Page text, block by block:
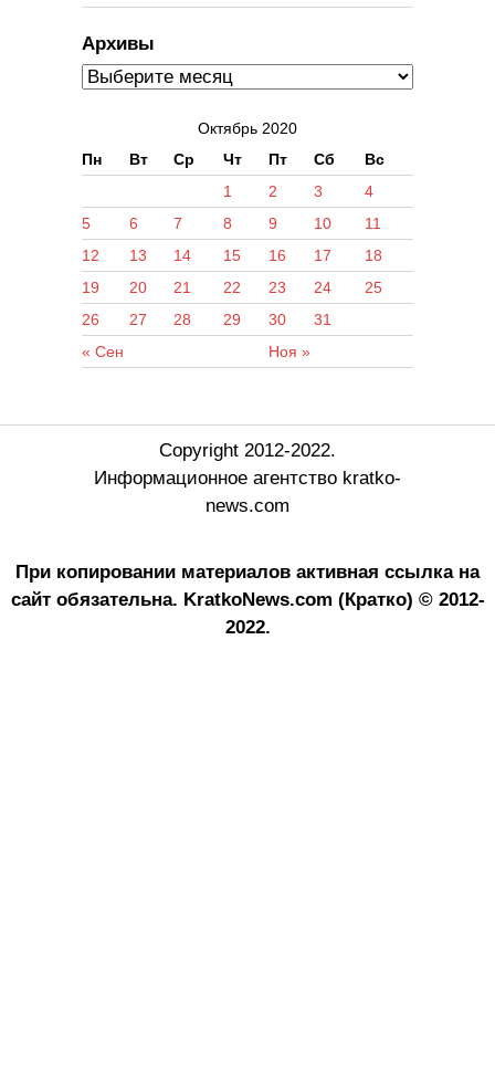
Архивы
Октябрь 2020
Пн
Вт Ср Чт Пт Сб Вс
« Сен Ноя »
1 2 3
4
5
6 7 8 9 10
11
12
13 14 15 16 17
18
19
20 21 22 23 24
25
26
27 28 29 30 31
Copyright 2012-2022.
Информационное агентство kratko-
news.com
При копировании материалов активная ссылка на
сайт обязательна. KratkoNews.com (Кратко) © 2012-
2022.